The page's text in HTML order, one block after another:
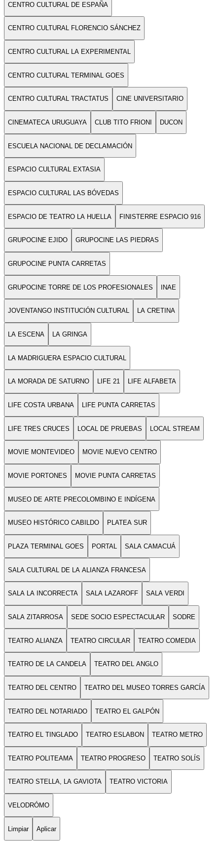
CENTRO CULTURAL DE ESPAÑA
CENTRO CULTURAL FLORENCIO SÁNCHEZ
CENTRO CULTURAL LA EXPERIMENTAL
CENTRO CULTURAL TERMINAL GOES
CENTRO CULTURAL TRACTATUS CINE UNIVERSITARIO
CINEMATECA URUGUAYA CLUB TITO FRIONI DUCON
ESCUELA NACIONAL DE DECLAMACIÓN
ESPACIO CULTURAL EXTASIA
ESPACIO CULTURAL LAS BÓVEDAS
ESPACIO DE TEATRO LA HUELLA FINISTERRE ESPACIO 916
GRUPOCINE EJIDO GRUPOCINE LAS PIEDRAS
GRUPOCINE PUNTA CARRETAS
GRUPOCINE TORRE DE LOS PROFESIONALES INAE
JOVENTANGO INSTITUCIÓN CULTURAL LA CRETINA
LA ESCENA LA GRINGA
LA MADRIGUERA ESPACIO CULTURAL
LA MORADA DE SATURNO LIFE 21 LIFE ALFABETA
LIFE COSTA URBANA LIFE PUNTA CARRETAS
LIFE TRES CRUCES LOCAL DE PRUEBAS LOCAL STREAM
MOVIE MONTEVIDEO MOVIE NUEVO CENTRO
MOVIE PORTONES MOVIE PUNTA CARRETAS
MUSEO DE ARTE PRECOLOMBINO E INDÍGENA
MUSEO HISTÓRICO CABILDO PLATEA SUR
PLAZA TERMINAL GOES PORTAL SALA CAMACUÁ
SALA CULTURAL DE LA ALIANZA FRANCESA
SALA LA INCORRECTA SALA LAZAROFF SALA VERDI
SALA ZITARROSA SEDE SOCIO ESPECTACULAR SODRE
TEATRO ALIANZA TEATRO CIRCULAR TEATRO COMEDIA
TEATRO DE LA CANDELA TEATRO DEL ANGLO
TEATRO DEL CENTRO TEATRO DEL MUSEO TORRES GARCÍA
TEATRO DEL NOTARIADO TEATRO EL GALPÓN
TEATRO EL TINGLADO TEATRO ESLABON TEATRO METRO
TEATRO POLITEAMA TEATRO PROGRESO TEATRO SOLÍS
TEATRO STELLA, LA GAVIOTA TEATRO VICTORIA
VELODRÓMO
Limpiar Aplicar